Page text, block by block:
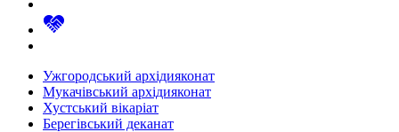
Ужгородський архідияконат
Мукачівський архідияконат
Хустський вікаріат
Берегівський деканат